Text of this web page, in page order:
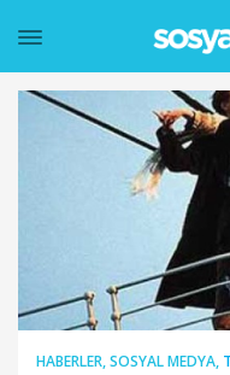
HABERLER,SOSYAL MEDYA,